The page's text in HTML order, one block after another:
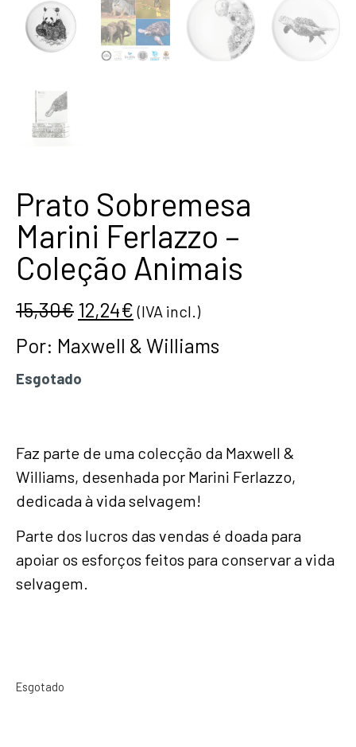
Prato Sobremesa
Marini Ferlazzo –
Coleção Animais
15,30€ 12,24€ (IVA incl.)
Por: Maxwell & Williams
Esgotado
Faz parte de uma colecção da Maxwell &
Williams, desenhada por Marini Ferlazzo,
dedicada à vida selvagem!
Parte dos lucros das vendas é doada para
apoiar os esforços feitos para conservar a vida
selvagem.
Esgotado